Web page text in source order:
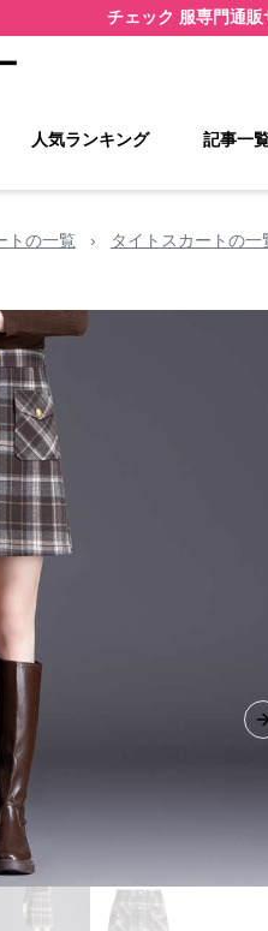
チェック 服専門通販
人気ランキング 記事一
トの一覧 › タイトスカートの一